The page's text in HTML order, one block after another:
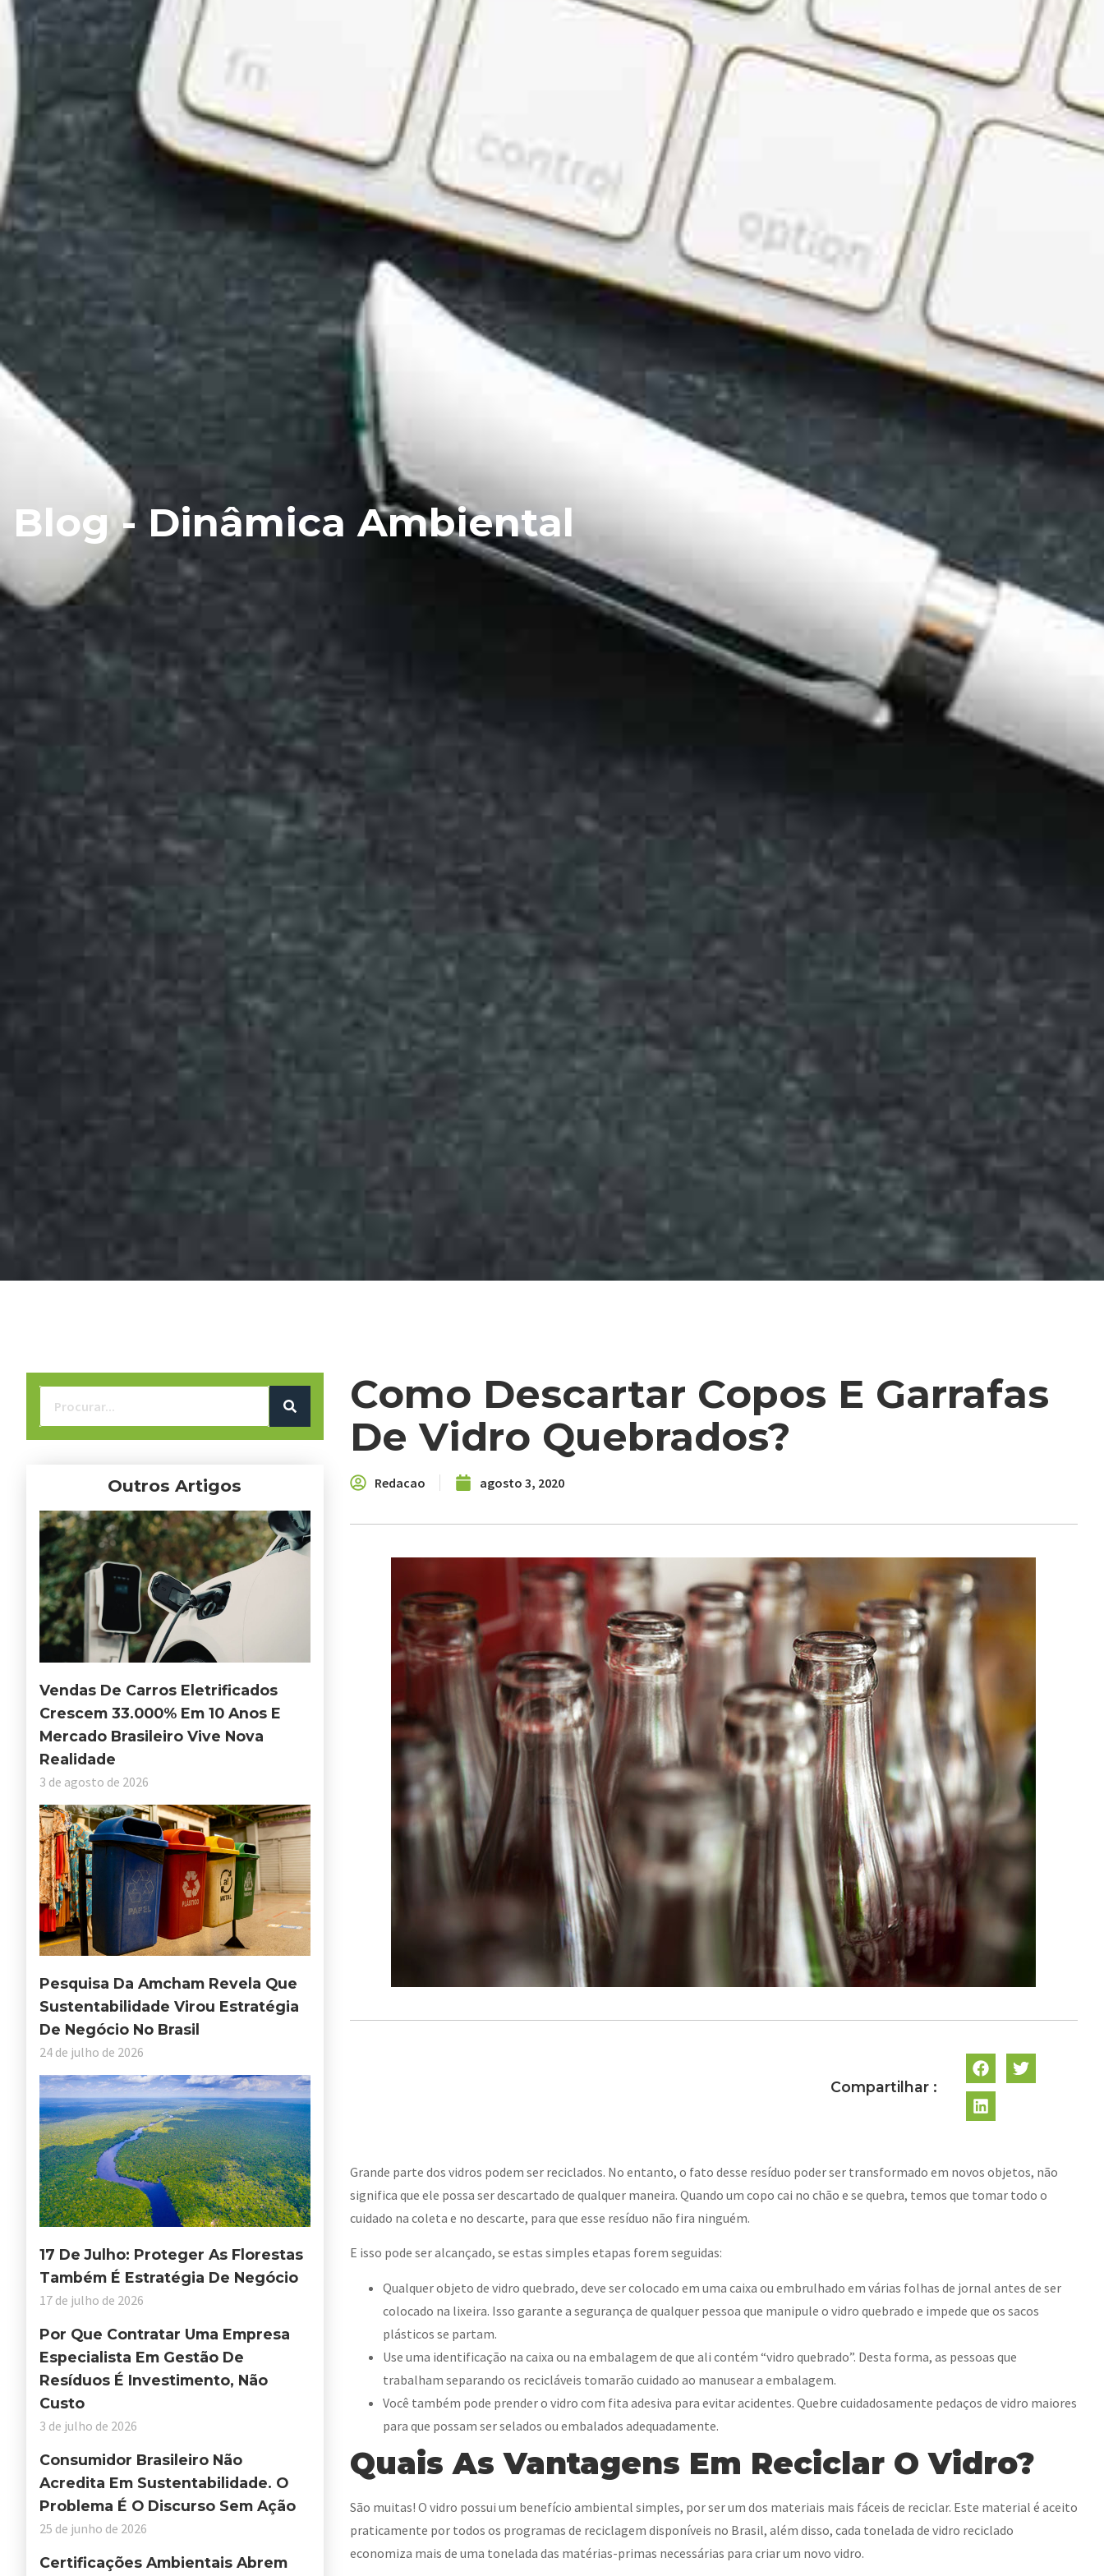
Blog - Dinâmica Ambiental
Outros Artigos
Vendas De Carros Eletrificados
Crescem 33.000% Em 10 Anos E
Mercado Brasileiro Vive Nova
Realidade
3 de agosto de 2026
Pesquisa Da Amcham Revela Que
Sustentabilidade Virou Estratégia
De Negócio No Brasil
24 de julho de 2026
17 De Julho: Proteger As Florestas
Também É Estratégia De Negócio
17 de julho de 2026
Por Que Contratar Uma Empresa
Especialista Em Gestão De
Resíduos É Investimento, Não
Custo
3 de julho de 2026
Consumidor Brasileiro Não
Acredita Em Sustentabilidade. O
Problema É O Discurso Sem Ação
25 de junho de 2026
Certificações Ambientais Abrem
Como Descartar Copos E Garrafas
De Vidro Quebrados?
Redacao agosto 3, 2020
Compartilhar :
Grande parte dos vidros podem ser reciclados. No entanto, o fato desse resíduo poder ser transformado em novos objetos, não
significa que ele possa ser descartado de qualquer maneira. Quando um copo cai no chão e se quebra, temos que tomar todo o
cuidado na coleta e no descarte, para que esse resíduo não fira ninguém.
E isso pode ser alcançado, se estas simples etapas forem seguidas:
Qualquer objeto de vidro quebrado, deve ser colocado em uma caixa ou embrulhado em várias folhas de jornal antes de ser
colocado na lixeira. Isso garante a segurança de qualquer pessoa que manipule o vidro quebrado e impede que os sacos
plásticos se partam.
Use uma identificação na caixa ou na embalagem de que ali contém “vidro quebrado”. Desta forma, as pessoas que
trabalham separando os recicláveis tomarão cuidado ao manusear a embalagem.
Você também pode prender o vidro com fita adesiva para evitar acidentes. Quebre cuidadosamente pedaços de vidro maiores
para que possam ser selados ou embalados adequadamente.
Quais As Vantagens Em Reciclar O Vidro?
São muitas! O vidro possui um benefício ambiental simples, por ser um dos materiais mais fáceis de reciclar. Este material é aceito
praticamente por todos os programas de reciclagem disponíveis no Brasil, além disso, cada tonelada de vidro reciclado
economiza mais de uma tonelada das matérias-primas necessárias para criar um novo vidro.